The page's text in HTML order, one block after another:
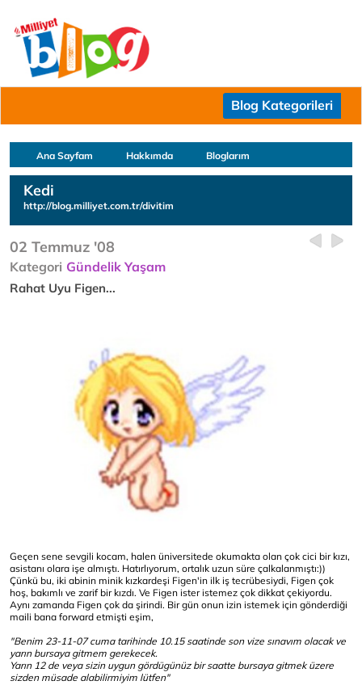
Blog Kategorileri
Ana Sayfam Hakkımda Bloglarım
Kedi
http://blog.milliyet.com.tr/divitim
02 Temmuz '08
Kategori Gündelik Yaşam
Rahat Uyu Figen...
Geçen sene sevgili kocam, halen üniversitede okumakta olan çok cici bir kızı,
asistanı olara işe almıştı. Hatırlıyorum, ortalık uzun süre çalkalanmıştı:))
Çünkü bu, iki abinin minik kızkardeşi Figen'in ilk iş tecrübesiydi, Figen çok
hoş, bakımlı ve zarif bir kızdı. Ve Figen ister istemez çok dikkat çekiyordu.
Aynı zamanda Figen çok da şirindi. Bir gün onun izin istemek için gönderdiği
maili bana forward etmişti eşim,
"Benim 23-11-07 cuma tarihinde 10.15 saatinde son vize sınavım olacak ve
yarın bursaya gitmem gerekecek.
Yarın 12 de veya sizin uygun gördügünüz bir saatte bursaya gitmek üzere
sizden müsade alabilirmiyim lütfen"